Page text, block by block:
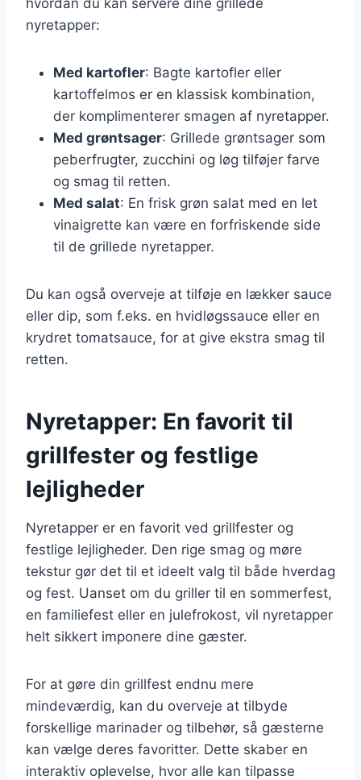
nyretapper:
Med kartofler: Bagte kartofler eller
kartoffelmos er en klassisk kombination,
der komplimenterer smagen af nyretapper.
Med grøntsager: Grillede grøntsager som
peberfrugter, zucchini og løg tilføjer farve
og smag til retten.
Med salat: En frisk grøn salat med en let
vinaigrette kan være en forfriskende side
til de grillede nyretapper.
Du kan også overveje at tilføje en lækker sauce
eller dip, som f.eks. en hvidløgssauce eller en
krydret tomatsauce, for at give ekstra smag til
retten.
Nyretapper: En favorit til
grillfester og festlige
lejligheder
Nyretapper er en favorit ved grillfester og
festlige lejligheder. Den rige smag og møre
tekstur gør det til et ideelt valg til både hverdag
og fest. Uanset om du griller til en sommerfest,
en familiefest eller en julefrokost, vil nyretapper
helt sikkert imponere dine gæster.
For at gøre din grillfest endnu mere
mindeværdig, kan du overveje at tilbyde
forskellige marinader og tilbehør, så gæsterne
kan vælge deres favoritter. Dette skaber en
interaktiv oplevelse, hvor alle kan tilpasse